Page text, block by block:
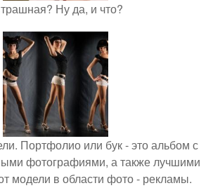
Ну да, и что?
Портфолио или бук - это альбом с
фотографиями, а также лучшими
модели в области фото - рекламы.